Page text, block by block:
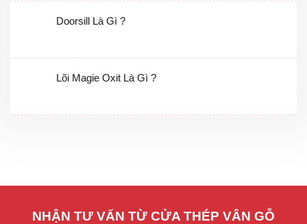
Doorsill Là Gì ?
Lõi Magie Oxit Là Gì ?
NHẬN TƯ VẤN TỪ CỬA THÉP VÂN GỖ